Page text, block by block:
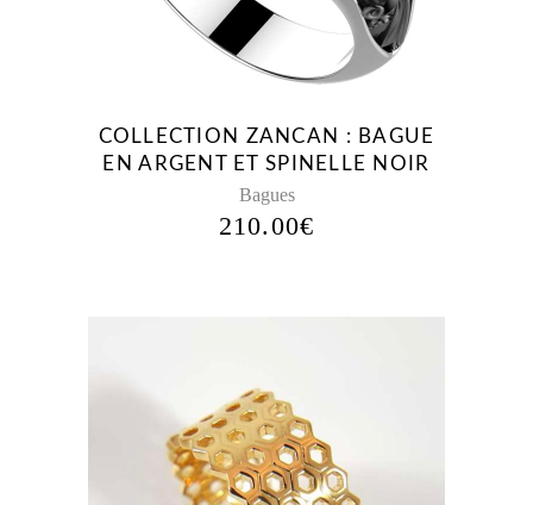
COLLECTION ZANCAN : BAGUE
EN ARGENT ET SPINELLE NOIR
Bagues
210.00€